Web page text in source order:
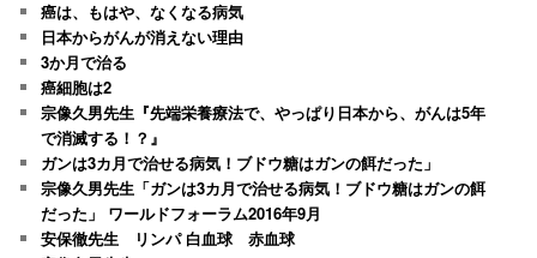
癌は、もはや、なくなる病気
日本からがんが消えない理由
3か月で治る
癌細胞は2
宗像久男先生『先端栄養療法で、やっぱり日本から、がんは5年
で消滅する！？』
ガンは3カ月で治せる病気！ブドウ糖はガンの餌だった」
宗像久男先生「ガンは3カ月で治せる病気！ブドウ糖はガンの餌
だった」 ワールドフォーラム2016年9月
安保徹先生 リンパ 白血球 赤血球